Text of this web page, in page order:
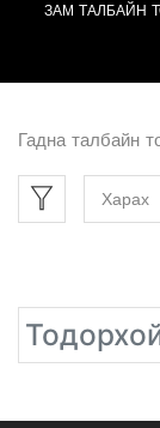
ЗАМ ТАЛБАЙН
Гадна талбайн
Харах